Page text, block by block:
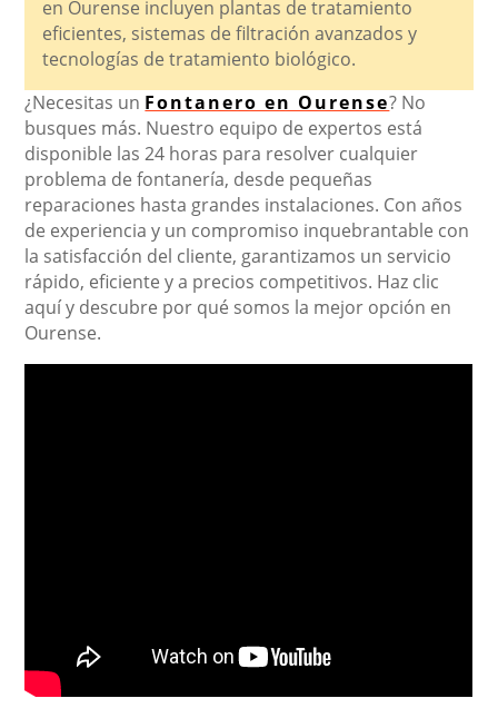
en Ourense incluyen plantas de tratamiento
eficientes, sistemas de filtración avanzados y
tecnologías de tratamiento biológico.
¿Necesitas un Fontanero en Ourense? No
busques más. Nuestro equipo de expertos está
disponible las 24 horas para resolver cualquier
problema de fontanería, desde pequeñas
reparaciones hasta grandes instalaciones. Con años
de experiencia y un compromiso inquebrantable con
la satisfacción del cliente, garantizamos un servicio
rápido, eficiente y a precios competitivos. Haz clic
aquí y descubre por qué somos la mejor opción en
Ourense.